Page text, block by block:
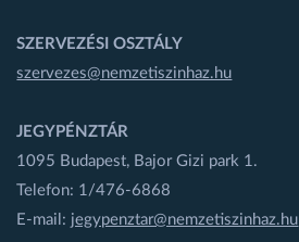
SZERVEZÉSI OSZTÁLY
szervezes@nemzetiszinhaz.hu
JEGYPÉNZTÁR
1095 Budapest, Bajor Gizi park 1.
Telefon: 1/476-6868
E-mail: jegypenztar@nemzetiszinhaz.hu